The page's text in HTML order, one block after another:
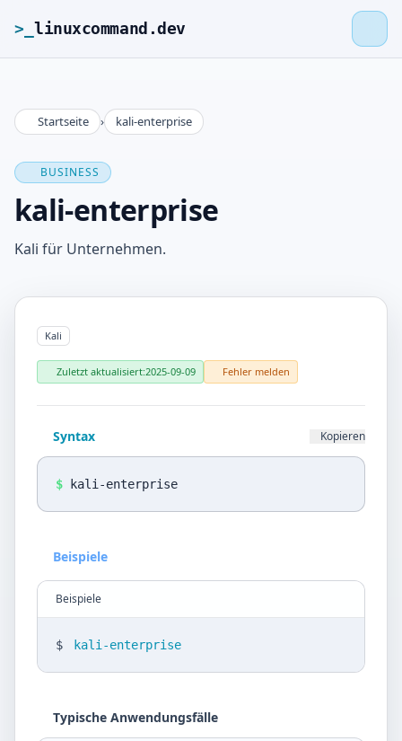
>_ linuxcommand.dev
>_linuxcommand.dev
Roadmap
Kontakt
Impressum
Datenschutz
DE EN
Startseite › kali-enterprise
BUSINESS
kali-enterprise
Kali für Unternehmen.
Kali
Zuletzt aktualisiert:2025-09-09 Fehler melden
Syntax Kopieren
$ kali-enterprise
Beispiele
Beispiele
$ kali-enterprise
Typische Anwendungsfälle